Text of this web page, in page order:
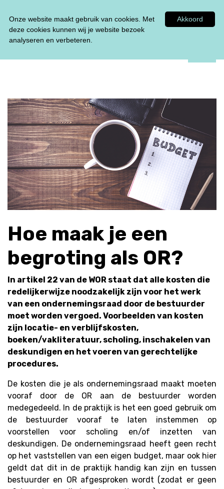
Hoe maak je een
begroting als OR?
In artikel 22 van de WOR staat dat alle kosten die
redelijkerwijze noodzakelijk zijn voor het werk
van een ondernemingsraad door de bestuurder
moet worden vergoed. Voorbeelden van kosten
zijn locatie- en verblijfskosten,
boeken/vakliteratuur, scholing, inschakelen van
deskundigen en het voeren van gerechtelijke
procedures.
De kosten die je als ondernemingsraad maakt moeten
vooraf door de OR aan de bestuurder worden
medegedeeld. In de praktijk is het een goed gebruik om
de bestuurder vooraf te laten instemmen op
voorstellen voor scholing en/of inzetten van
deskundigen. De ondernemingsraad heeft geen recht
op het vaststellen van een eigen budget, maar ook hier
geldt dat dit in de praktijk handig kan zijn en tussen
bestuurder en OR afgesproken wordt (zodat er geen
Akkoord
Onze website maakt gebruik van cookies. Met
deze cookies kunnen wij je website bezoek
analyseren en verbeteren.